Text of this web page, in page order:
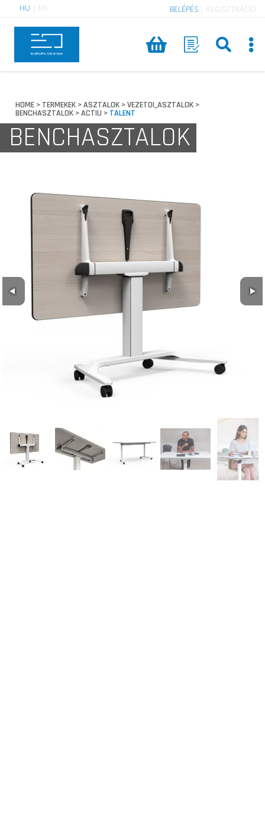
HU EN BELÉPÉS REGISZTRÁCIÓ
HOME > TERMEKEK >ASZTALOK >VEZETOI_ASZTALOK >
BENCHASZTALOK >ACTIU > TALENT
BENCHASZTALOK